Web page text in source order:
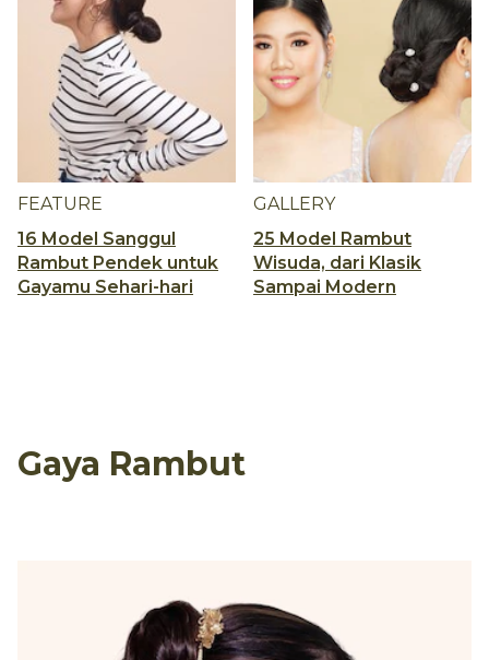
FEATURE
16 Model Sanggul
Rambut Pendek untuk
Gayamu Sehari-hari
GALLERY
25 Model Rambut
Wisuda, dari Klasik
Sampai Modern
Gaya Rambut